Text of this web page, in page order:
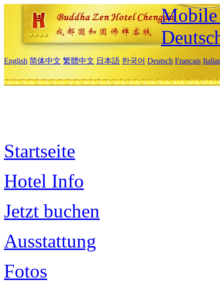
Mobile
English 简体中文 繁體中文 日本語 한국어 Deutsch Français
Startseite
Hotel Info
Jetzt buchen
Ausstattung
Fotos